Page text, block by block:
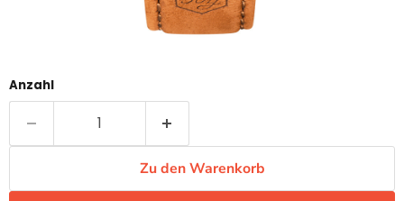
Anzahl
Zu den Warenkorb